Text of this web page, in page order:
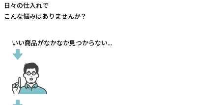
日々の仕入れで
こんな悩みはありませんか？
いい商品がなかなか見つからない...